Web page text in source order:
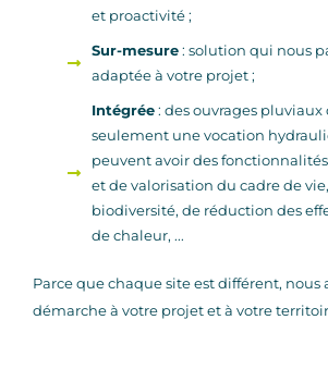
et proactivité ;
Sur-mesure: solution qui nous
adaptée à votre projet ;
Intégrée: des ouvrages pluviaux
seulement une vocation
peuvent avoir des
et de valorisation du cadre de
biodiversité, de réduction des
de chaleur, ...
Parce que chaque site est différent, nous
démarche à votre projet et à votre